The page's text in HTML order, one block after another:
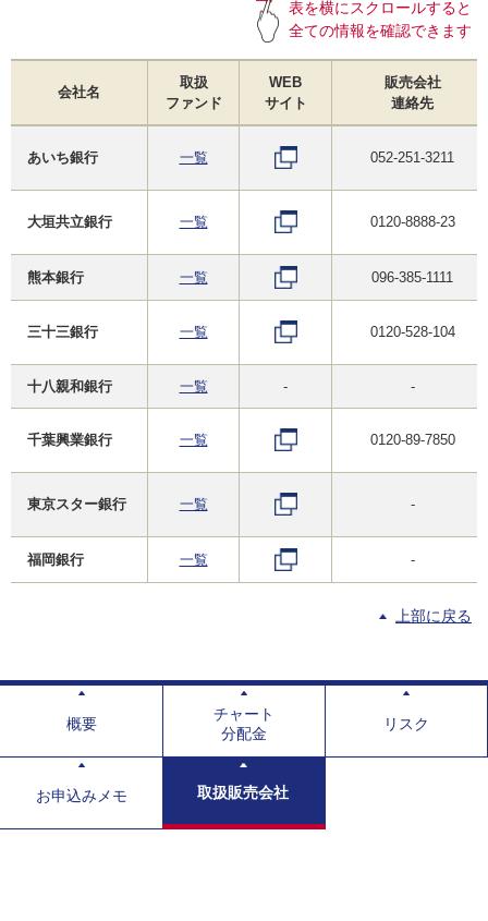
表を横にスクロールすると
全ての情報を確認できます
会社名
取扱
ファンド
WEB
サイト
販売会社
連絡先
あいち銀行 一覧 052-251-3211
大垣共立銀行 一覧 0120-8888-23
熊本銀行 一覧 096-385-1111
三十三銀行 一覧 0120-528-104
十八親和銀行 一覧 - -
千葉興業銀行 一覧 0120-89-7850
東京スター銀行 一覧 -
福岡銀行 一覧 -
上部に戻る
概要
チャート
分配金
リスク
お申込みメモ 取扱販売会社